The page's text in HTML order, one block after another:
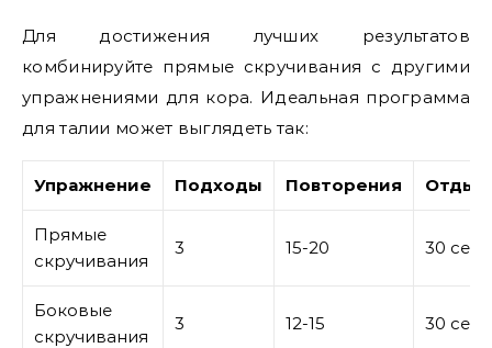
Для достижения лучших результатов
комбинируйте прямые скручивания с другими
упражнениями для кора. Идеальная программа
для талии может выглядеть так:
Упражнение Подходы Повторения Отдых
Прямые
скручивания
3 15-20 30 сек
Боковые
скручивания
3 12-15 30 сек